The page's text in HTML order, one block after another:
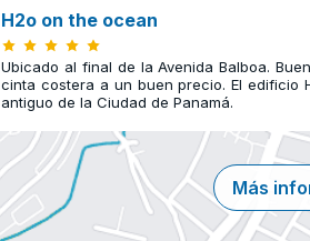
H2o on the ocean
Ubicado al final de la Avenida Balboa.
cinta costera a un buen precio. El edificio
antiguo de la Ciudad de Panamá.
Más